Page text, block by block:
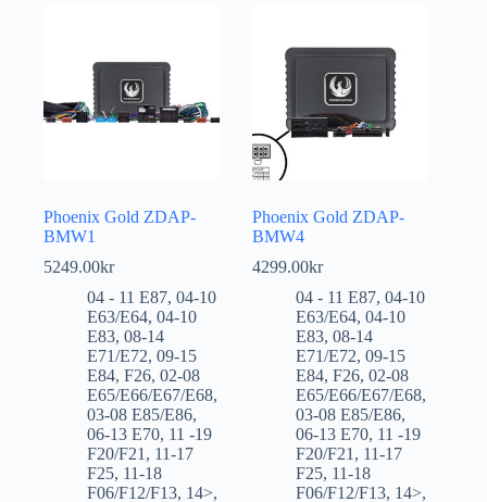
Phoenix Gold ZDAP-
BMW1
5249.00kr
04 - 11 E87, 04-10
E63/E64, 04-10
E83, 08-14
E71/E72, 09-15
E84, F26, 02-08
E65/E66/E67/E68,
03-08 E85/E86,
06-13 E70, 11 -19
F20/F21 , 11-17
F25, 11-18
F06/F12/F13, 14>,
Phoenix Gold ZDAP-
BMW4
4299.00kr
04 - 11 E87,04-10
E63/E64,04-10
E83,08-14
E71/E72,09-15
E84,F26,02-08
E65/E66/E67/E68,
03-08 E85/E86,
06-13 E70, 11 -19
F20/F21 , 11-17
F25, 11-18
F06/F12/F13, 14>,